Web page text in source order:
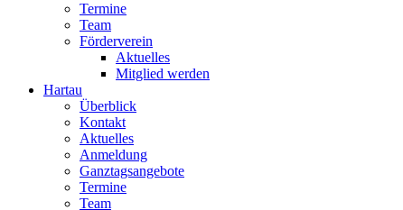
Termine
Team
Förderverein
Aktuelles
Mitglied werden
Hartau
Überblick
Kontakt
Aktuelles
Anmeldung
Ganztagsangebote
Termine
Team